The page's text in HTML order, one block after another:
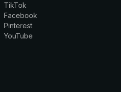
TikTok
Facebook
Pinterest
YouTube